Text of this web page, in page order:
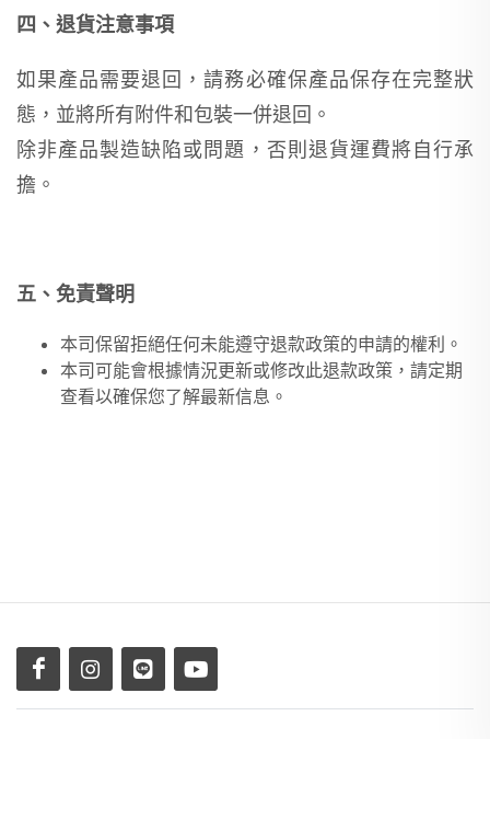
四、退貨注意事項
如果產品需要退回，請務必確保產品保存在完整狀
態，並將所有附件和包裝一併退回。
除非產品製造缺陷或問題，否則退貨運費將自行承
擔。
五、免責聲明
本司保留拒絕任何未能遵守退款政策的申請的權利。
本司可能會根據情況更新或修改此退款政策，請定期
查看以確保您了解最新信息。